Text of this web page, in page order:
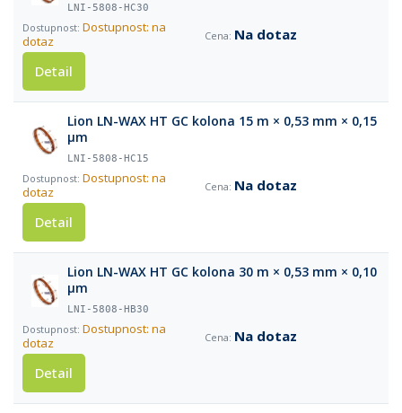
LNI-5808-HC30
Dostupnost: na
dotaz
Na dotaz
Detail
Lion LN-WAX HT GC kolona 15 m × 0,53 mm × 0,15
µm
LNI-5808-HC15
Dostupnost: na
dotaz
Na dotaz
Detail
Lion LN-WAX HT GC kolona 30 m × 0,53 mm × 0,10
µm
LNI-5808-HB30
Dostupnost: na
dotaz
Na dotaz
Detail